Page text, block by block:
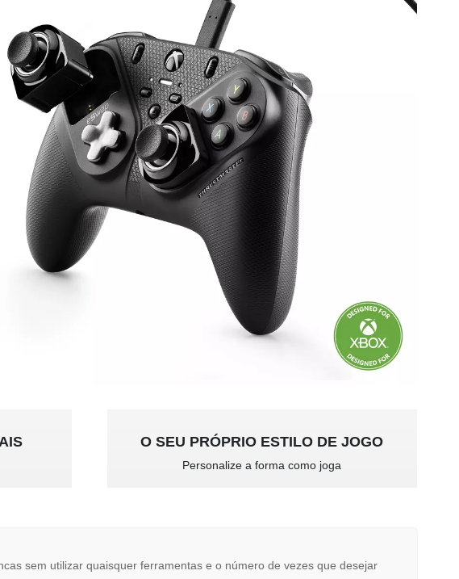
O SEU PRÓPRIO ESTILO DE JOGO
Personalize a forma como joga
sem utilizar quaisquer ferramentas e o número de vezes que desejar